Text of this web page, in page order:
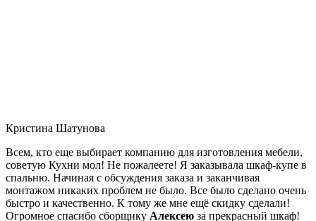
Кристина Шатунова
Всем, кто еще выбирает компанию для изготовления мебели,
советую Кухни мол! Не пожалеете! Я заказывала шкаф-купе в
спальню. Начиная с обсуждения заказа и заканчивая
монтажом никаких проблем не было. Все было сделано очень
быстро и качественно. К тому же мне ещё скидку сделали!
Огромное спасибо сборщику Алексею за прекрасный шкаф!